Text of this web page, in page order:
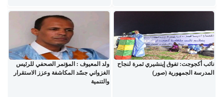
نائب أكجوجت: تفوق إينشيري ثمرة لنجاح
المدرسة الجمهورية (صور)
ولد المعيوف : المؤتمر الصحفي للرئيس
الغزواني جسّد المكاشفة وعزز الاستقرار
والتنمية